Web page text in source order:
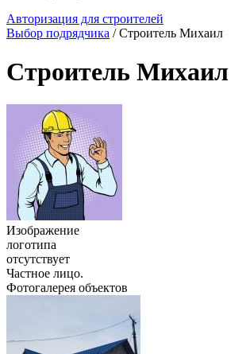
Авторизация для строителей
Выбор подрядчика / Строитель Михаил
Строитель Михаил
Изображение
логотипа
отсутствует
Частное лицо.
Фотогалерея объектов